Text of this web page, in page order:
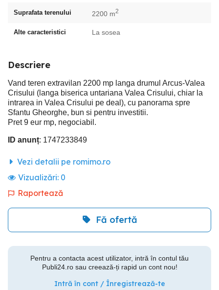
Suprafata terenului 2200 m2
Alte caracteristici La sosea
Descriere
Vand teren extravilan 2200 mp langa drumul Arcus-Valea
Crisului (langa biserica untariana Valea Crisului, chiar la
intrarea in Valea Crisului pe deal), cu panorama spre
Sfantu Gheorghe, bun si pentru investitii.
Pret 9 eur mp, negociabil.
ID anunț: 1747233849
Vezi detalii pe romimo.ro
Vizualizări: 0
Raportează
Fă ofertă
Pentru a contacta acest utilizator, intră în contul tău
Publi24.ro sau creează-ți rapid un cont nou!
Intră în cont / Înregistrează-te